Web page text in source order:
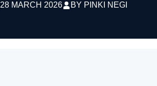
28 MARCH 2026 BY PINKI NEGI